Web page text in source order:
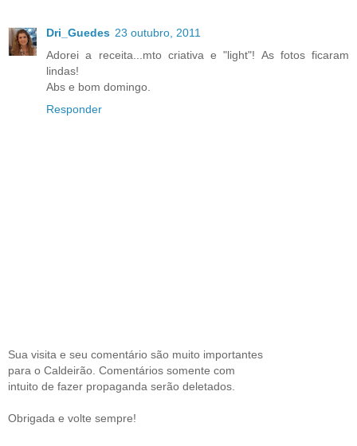
Dri_Guedes 23 outubro, 2011
Adorei a receita...mto criativa e "light"! As fotos ficaram
lindas!
Abs e bom domingo.
Responder
Sua visita e seu comentário são muito importantes
para o Caldeirão. Comentários somente com
intuito de fazer propaganda serão deletados.
Obrigada e volte sempre!